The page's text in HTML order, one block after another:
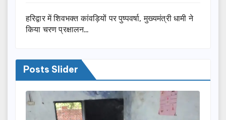
हरिद्वार में शिवभक्त कांवड़ियों पर पुष्पवर्षा, मुख्यमंत्री धामी ने
किया चरण प्रक्षालन…
Posts Slider